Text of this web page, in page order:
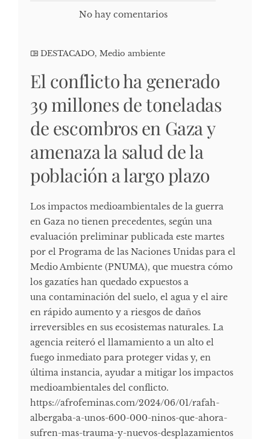
No hay comentarios
DESTACADO, Medio ambiente
El conflicto ha generado
39 millones de toneladas
de escombros en Gaza y
amenaza la salud de la
población a largo plazo
Los impactos medioambientales de la guerra
en Gaza no tienen precedentes, según una
evaluación preliminar publicada este martes
por el Programa de las Naciones Unidas para el
Medio Ambiente (PNUMA), que muestra cómo
los gazatíes han quedado expuestos a
una contaminación del suelo, el agua y el aire
en rápido aumento y a riesgos de daños
irreversibles en sus ecosistemas naturales. La
agencia reiteró el llamamiento a un alto el
fuego inmediato para proteger vidas y, en
última instancia, ayudar a mitigar los impactos
medioambientales del conflicto.
https://afrofeminas.com/2024/06/01/rafah-
albergaba-a-unos-600-000-ninos-que-ahora-
sufren-mas-trauma-y-nuevos-desplazamientos